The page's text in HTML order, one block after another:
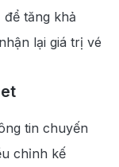
tăng khả
lại giá trị vé
tin chuyến
chỉnh kế